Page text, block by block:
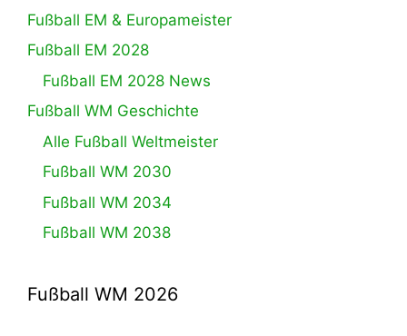
Fußball EM & Europameister
Fußball EM 2028
Fußball EM 2028 News
Fußball WM Geschichte
Alle Fußball Weltmeister
Fußball WM 2030
Fußball WM 2034
Fußball WM 2038
Fußball WM 2026